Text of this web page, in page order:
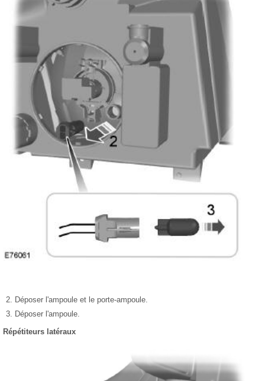
Déposer l'ampoule et le porte-ampoule.
Déposer l'ampoule.
Répétiteurs latéraux